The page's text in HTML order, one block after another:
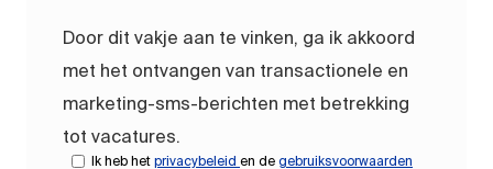
Door dit vakje aan te vinken, ga ik akkoord
met het ontvangen van transactionele en
marketing-sms-berichten met betrekking
tot vacatures.
Ik heb het privacybeleid en de gebruiksvoorwaarden